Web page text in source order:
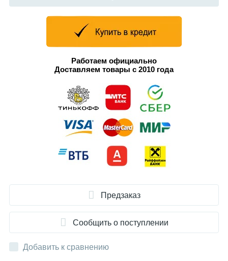
Работаем официально
Доставляем товары с 2010 года
Предзаказ
Сообщить о поступлении
Добавить к сравнению